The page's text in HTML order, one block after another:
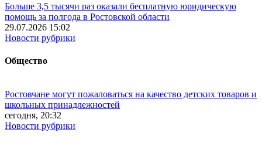
Больше 3,5 тысячи раз оказали бесплатную юридическую
помощь за полгода в Ростовской области
29.07.2026 15:02
Новости рубрики
Общество
Ростовчане могут пожаловаться на качество детских товаров и
школьных принадлежностей
сегодня, 20:32
Новости рубрики